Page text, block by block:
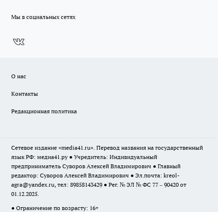
Мы в социальных сетях
О нас
Контакты
Редакционная политика
Сетевое издание «media41.ru». Перевод названия на государственный
язык РФ: медиа41.ру ● Учредитель: Индивидуальный
предприниматель Суворов Алексей Владимирович ● Главный
редактор: Суворов Алексей Владимирович ● Эл.почта: kreol-
agra@yandex.ru, тел: 89858143429 ● Рег. № ЭЛ № ФС 77 – 90420 от
01.12.2025.
● Ограничение по возрасту: 16+